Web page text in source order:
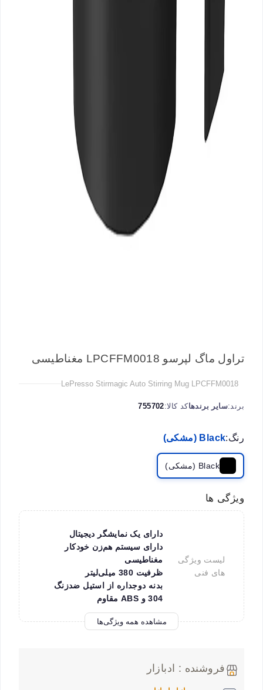
تراول ماگ لپرسو LPCFFM0018 مغناطیسی
LePresso Stirmagic Auto Stirring Mug LPCFFM0018
برند:سایر برندهاکد کالا:755702
رنگ:Black (مشکی)
Black (مشکی)
ویژگی ها
لیست ویژگی
های فنی
دارای یک نمایشگر دیجیتال
دارای سیستم هم‌زن خودکار
مغناطیسی
ظرفیت 380 میلی‌لیتر
بدنه دوجداره از استیل ضدزنگ
304 و ABS مقاوم
مشاهده همه ویژگی‌ها
فروشنده : ادبازار